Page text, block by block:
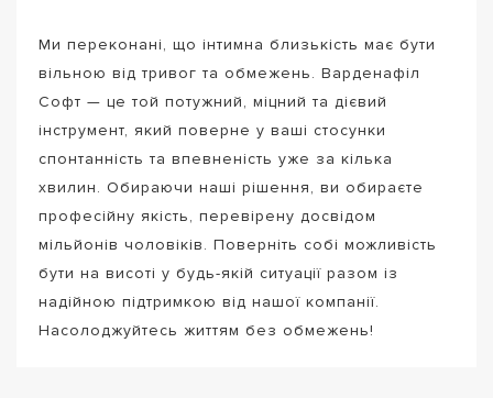
Ми переконані, що інтимна близькість має бути
вільною від тривог та обмежень. Варденафіл
Софт — це той потужний, міцний та дієвий
інструмент, який поверне у ваші стосунки
спонтанність та впевненість уже за кілька
хвилин. Обираючи наші рішення, ви обираєте
професійну якість, перевірену досвідом
мільйонів чоловіків. Поверніть собі можливість
бути на висоті у будь-якій ситуації разом із
надійною підтримкою від нашої компанії.
Насолоджуйтесь життям без обмежень!